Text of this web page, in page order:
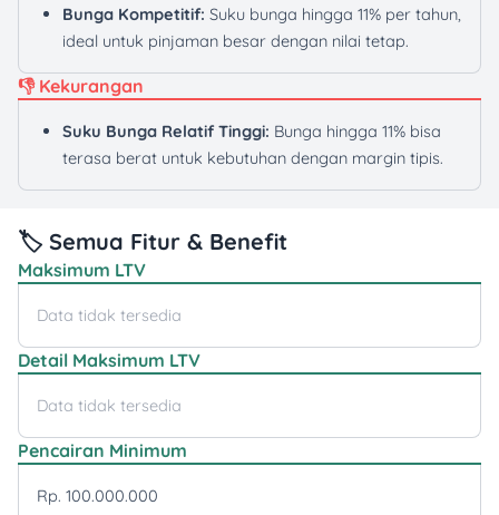
Bunga Kompetitif: Suku bunga hingga 11% per tahun,
ideal untuk pinjaman besar dengan nilai tetap.
👎 Kekurangan
Suku Bunga Relatif Tinggi: Bunga hingga 11% bisa
terasa berat untuk kebutuhan dengan margin tipis.
🏷️ Semua Fitur & Benefit
Maksimum LTV
Data tidak tersedia
Detail Maksimum LTV
Data tidak tersedia
Pencairan Minimum
Rp. 100.000.000